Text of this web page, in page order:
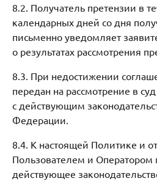
8.2. Получатель претензии в
календарных дней со дня
письменно уведомляет
о результатах рассмотрения
8.3. При недостижении
передан на рассмотрение в
с действующим
Федерации.
8.4. К настоящей Политике и
Пользователем и Оператором
действующее